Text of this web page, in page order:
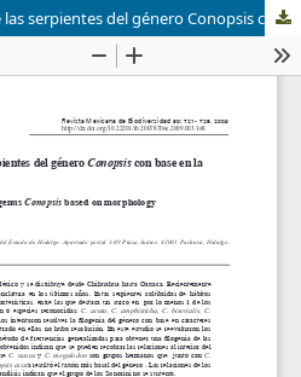
Relaciones filogenéticas de las serpientes del género Conopsis con base en la morfología